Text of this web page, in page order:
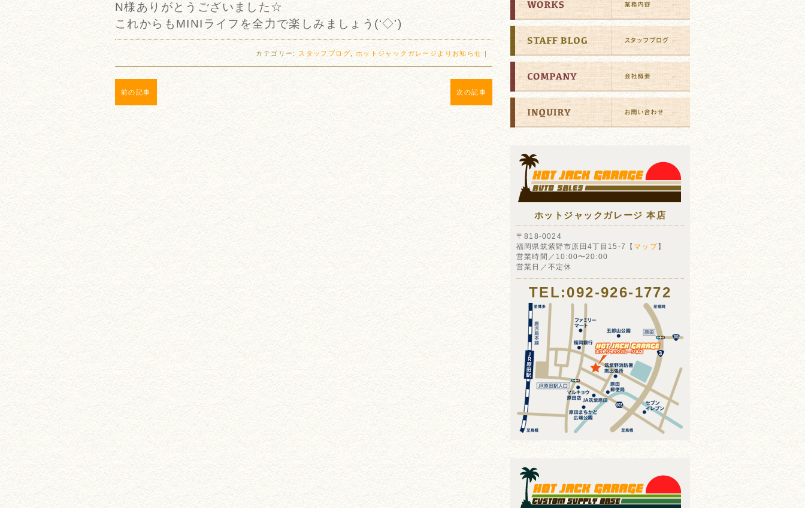
N様ありがとうございました☆
これからもMINIライフを全力で楽しみましょう(‘◇’)ゞ
カテゴリー: スタッフブログ ホットジャックガレージよりお知らせ ｜
前の記事 次の記事
ホットジャックガレージ 本店
〒818-0024
福岡県筑紫野市原田4丁目15-7【 マップ】
営業時間／10:00〜20:00
営業日／不定休
TEL:092-926-1772